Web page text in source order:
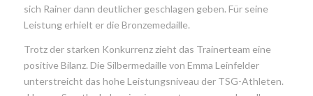
sich Rainer dann deutlicher geschlagen geben. Für seine
Leistung erhielt er die Bronzemedaille.
Trotz der starken Konkurrenz zieht das Trainerteam eine
positive Bilanz. Die Silbermedaille von Emma Leinfelder
unterstreicht das hohe Leistungsniveau der TSG-Athleten.